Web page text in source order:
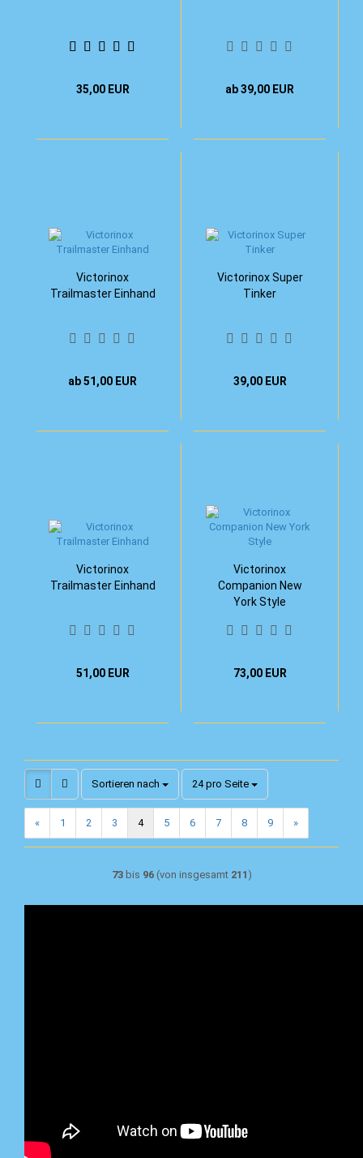
35,00 EUR ab 39,00 EUR
Victorinox
Trailmaster Einhand
ab 51,00 EUR
Victorinox Super
Tinker
39,00 EUR
Victorinox
Trailmaster Einhand
51,00 EUR
Victorinox
Companion New
York Style
73,00 EUR
Sortieren nach
Sortieren nach 24 pro Seite
pro Seite
« 1 2 3 4 5 6 7 8 9 »
73bis 96(von insgesamt 211 )